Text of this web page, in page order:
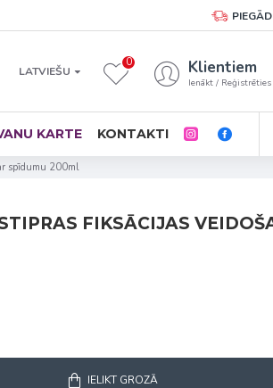
LATVIEŠU
0 Klientiem
Ienākt / Reģistrēties
KARTE KONTAKTI
spīdumu 200ml
FIKSĀCIJAS
IELIKT GROZĀ